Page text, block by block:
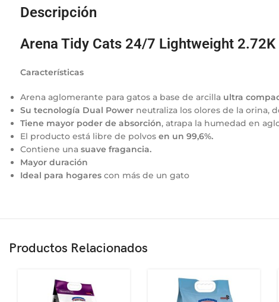
Descripción
Arena Tidy Cats 24/7 Lightweight 2.72K
Características
Arena aglomerante para gatos a base de arcilla ultra
Su tecnología Dual Powerneutraliza los olores de la orina,
Tiene mayor poder de absorción, atrapa la humedad en
El producto está libre de polvos en un 99,6%.
Contiene una suave fragancia.
Mayor duración
Ideal para hogarescon más de un gato
Productos Relacionados